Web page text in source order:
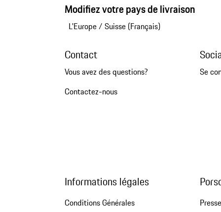
Modifiez votre pays de livraison
L'Europe/ Suisse (Français)
Contact
Vous avez des questions?
Contactez-nous
Se
Informations légales
Conditions Générales